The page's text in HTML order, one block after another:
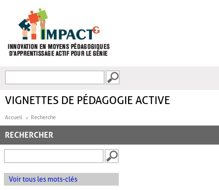
FORMULAIRE DE
VIGNETTES DE PÉDAGOGIE ACTIVE
Accueil Recherche
RECHERCHER
Voir tous les mots-clés